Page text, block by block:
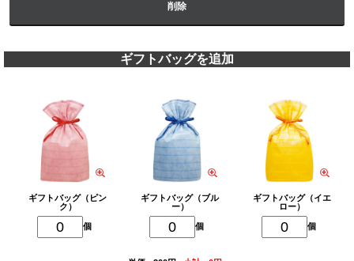
削除
ギフトバッグを追加
ギフトバッグ（ピン
ク）
個
ギフトバッグ（ブル
ー）
個
ギフトバッグ（イエ
ロー）
個